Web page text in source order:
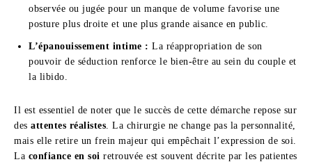
observée ou jugée pour un manque de volume favorise une
posture plus droite et une plus grande aisance en public.
L’épanouissement intime : La réappropriation de son
pouvoir de séduction renforce le bien-être au sein du couple et
la libido.
Il est essentiel de noter que le succès de cette démarche repose sur
des attentes réalistes. La chirurgie ne change pas la personnalité,
mais elle retire un frein majeur qui empêchait l’expression de soi.
La confiance en soi retrouvée est souvent décrite par les patientes